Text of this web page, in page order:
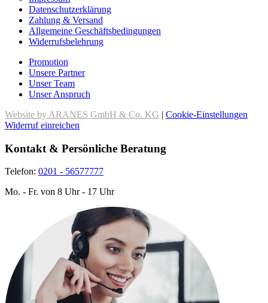
Datenschutzerklärung
Zahlung & Versand
Allgemeine Geschäftsbedingungen
Widerrufsbelehrung
Promotion
Unsere Partner
Unser Team
Unser Anspruch
Website by ARANES GmbH & Co. KG | Cookie-Einstellungen
Widerruf einreichen
Kontakt & Persönliche Beratung
Telefon: 0201 - 56577777
Mo. - Fr. von 8 Uhr - 17 Uhr